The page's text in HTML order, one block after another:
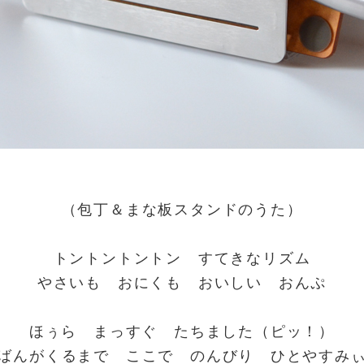
（包丁＆まな板スタンドのうた）
トントントントン すてきなリズム
やさいも おにくも おいしい おんぷ
ほぅら まっすぐ たちました（ピッ！）
んがくるまで ここで のんびり ひとやすみ